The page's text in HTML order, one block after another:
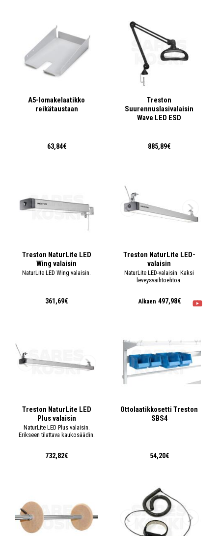
A5-lomakelaatikko
reikätaustaan
63,84€
Treston
Suurennuslasivalaisin
Wave LED ESD
885,89€
Treston NaturLite LED
Wing valaisin
NaturLite LED Wing valaisin.
361,69€
Treston NaturLite LED-
valaisin
NaturLite LED-valaisin. Kaksi
leveysvaihtoehtoa.
Alkaen 497,98€
Treston NaturLite LED
Plus valaisin
NaturLite LED Plus valaisin.
Erikseen tilattava kaukosäädin.
732,82€
Ottolaatikkosetti Treston
SBS4
54,20€